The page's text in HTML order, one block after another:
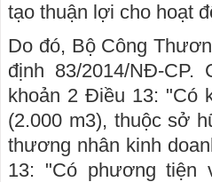
tạo thuận lợi cho hoạt
Do đó, Bộ Công
định 83/2014/NĐ-
khoản 2 Điều 13: "Có
(2.000 m3), thuộc sở
thương nhân kinh
13: "Có phương tiện